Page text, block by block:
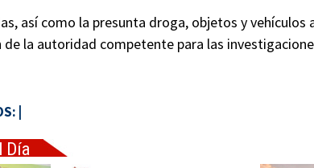
así como la presunta droga, objetos y vehículos
de la autoridad competente para las
Día